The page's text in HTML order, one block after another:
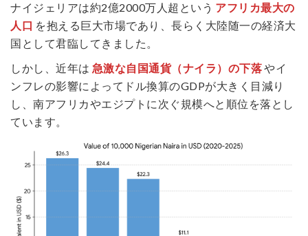
ナイジェリアは約2億2000万人超という アフリカ最大の
人口 を抱える巨大市場であり、長らく大陸随一の経済大
国として君臨してきました。
しかし、近年は 急激な自国通貨（ナイラ）の下落やイ
ンフレの影響によってドル換算のGDPが大きく目減り
し、南アフリカやエジプトに次ぐ規模へと順位を落とし
ています。